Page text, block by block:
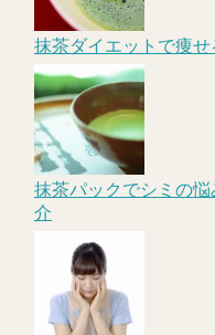
抹茶ダイエットで痩
抹茶パックでシミの
介